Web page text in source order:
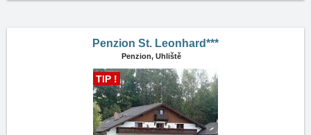
Penzion St. Leonhard***
Penzion, Uhliště
TIP !